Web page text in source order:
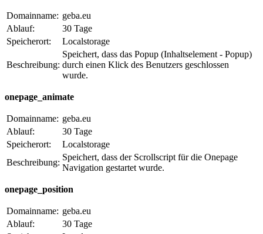
Domainname: geba.eu
Ablauf:
30 Tage
Speicherort:
Localstorage
Beschreibung:
Speichert, dass das Popup (Inhaltselement - Popup)
durch einen Klick des Benutzers geschlossen
wurde.
onepage_animate
Domainname: geba.eu
Ablauf:
30 Tage
Speicherort:
Localstorage
Beschreibung:
Speichert, dass der Scrollscript für die Onepage
Navigation gestartet wurde.
onepage_position
Domainname: geba.eu
Ablauf:
30 Tage